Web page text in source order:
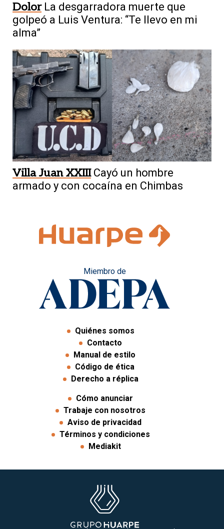
Dolor La desgarradora muerte que
golpeó a Luis Ventura: “Te llevo en mi
alma”
Villa Juan XXIII Cayó un hombre
armado y con cocaína en Chimbas
Miembro de
Quiénes somos
Contacto
Manual de estilo
Código de ética
Derecho a réplica
Cómo anunciar
Trabaje con nosotros
Aviso de privacidad
Términos y condiciones
Mediakit